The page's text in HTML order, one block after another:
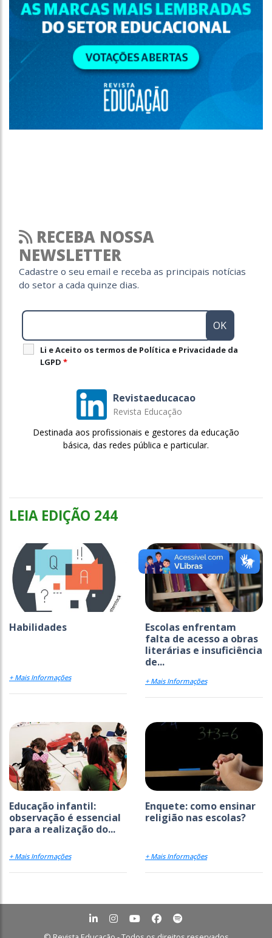
RECEBA NOSSA
NEWSLETTER
Cadastre o seu email e receba as principais notícias
do setor a cada quinze dias.
Li e Aceito os termos de Política e Privacidade da
LGPD *
Revistaeducacao
Revista Educação
Destinada aos profissionais e gestores da educação
básica, das redes pública e particular.
LEIA EDIÇÃO 244
Habilidades
+ Mais Informações
Escolas enfrentam
falta de acesso a obras
literárias e insuficiência
de...
+ Mais Informações
Educação infantil:
observação é essencial
para a realização do...
+ Mais Informações
Enquete: como ensinar
religião nas escolas?
+ Mais Informações